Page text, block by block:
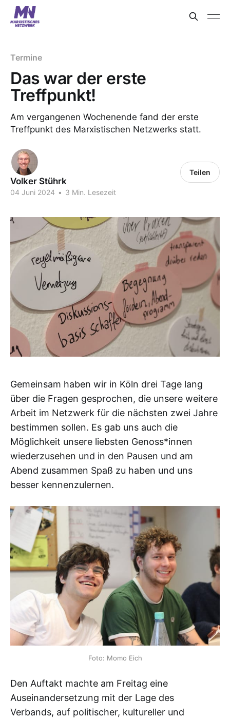
Termine
Das war der erste
Treffpunkt!
Am vergangenen Wochenende fand der erste
Treffpunkt des Marxistischen Netzwerks statt.
Volker Stührk
04 Juni 2024 • 3 Min. Lesezeit
Teilen
Gemeinsam haben wir in Köln drei Tage lang
über die Fragen gesprochen, die unsere weitere
Arbeit im Netzwerk für die nächsten zwei Jahre
bestimmen sollen. Es gab uns auch die
Möglichkeit unsere liebsten Genoss*innen
wiederzusehen und in den Pausen und am
Abend zusammen Spaß zu haben und uns
besser kennenzulernen.
Foto: Momo Eich
Den Auftakt machte am Freitag eine
Auseinandersetzung mit der Lage des
Verbands, auf politischer, kultureller und